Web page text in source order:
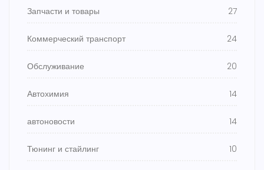
Запчасти и товары 27
Коммерческий транспорт 24
Обслуживание 20
Автохимия 14
автоновости 14
Тюнинг и стайлинг 10